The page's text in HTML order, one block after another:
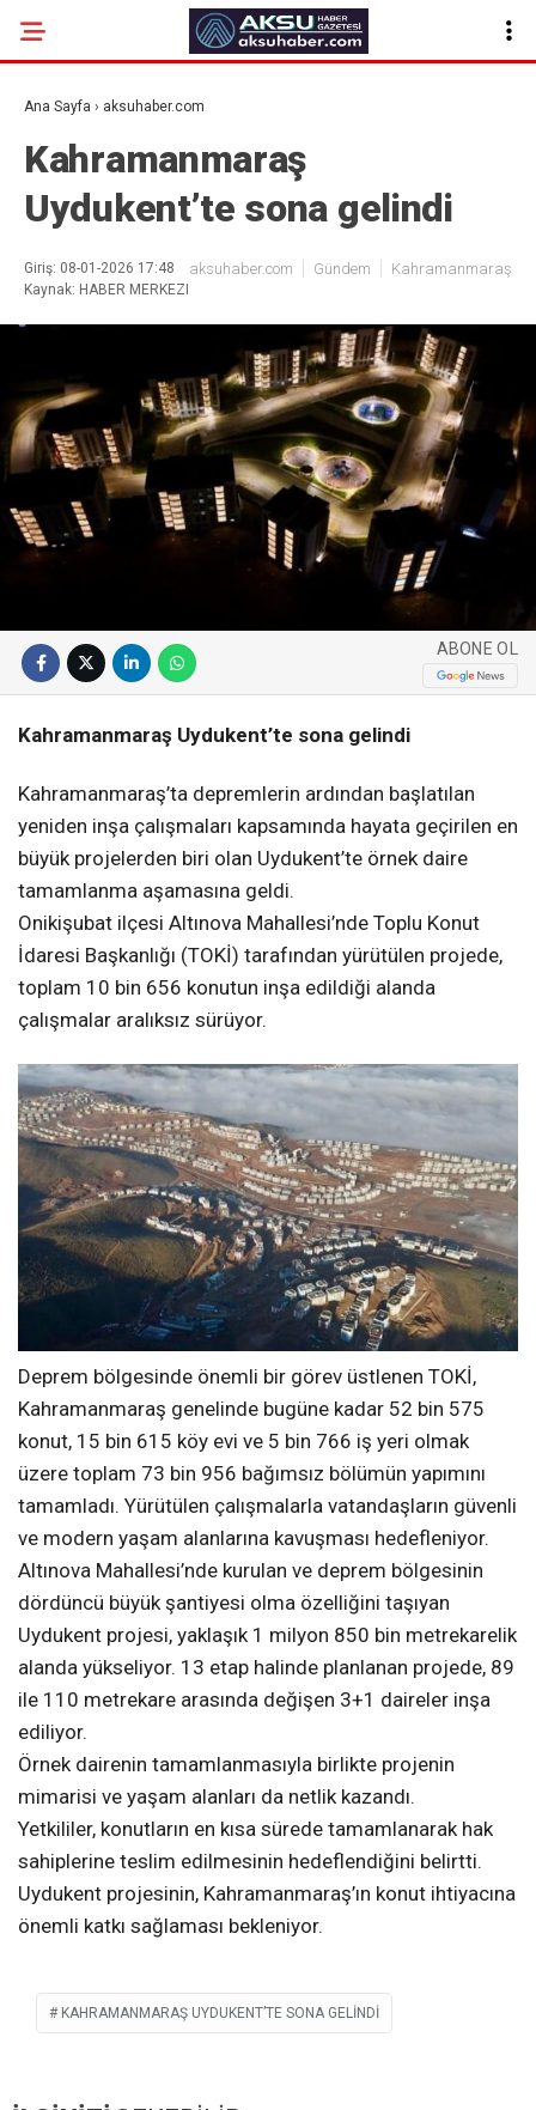
Ana Sayfa › aksuhaber.com
Kahramanmaraş
Uydukent’te sona gelindi
Giriş: 08-01-2026 17:48
Kaynak: HABER MERKEZI
aksuhaber.com Gündem Kahramanmaraş
ABONE OL
Kahramanmaraş Uydukent’te sona gelindi
Kahramanmaraş’ta depremlerin ardından başlatılan
yeniden inşa çalışmaları kapsamında hayata geçirilen en
büyük projelerden biri olan Uydukent’te örnek daire
tamamlanma aşamasına geldi.
Onikişubat ilçesi Altınova Mahallesi’nde Toplu Konut
İdaresi Başkanlığı (TOKİ) tarafından yürütülen projede,
toplam 10 bin 656 konutun inşa edildiği alanda
çalışmalar aralıksız sürüyor.
Deprem bölgesinde önemli bir görev üstlenen TOKİ,
Kahramanmaraş genelinde bugüne kadar 52 bin 575
konut, 15 bin 615 köy evi ve 5 bin 766 iş yeri olmak
üzere toplam 73 bin 956 bağımsız bölümün yapımını
tamamladı. Yürütülen çalışmalarla vatandaşların güvenli
ve modern yaşam alanlarına kavuşması hedefleniyor.
Altınova Mahallesi’nde kurulan ve deprem bölgesinin
dördüncü büyük şantiyesi olma özelliğini taşıyan
Uydukent projesi, yaklaşık 1 milyon 850 bin metrekarelik
alanda yükseliyor. 13 etap halinde planlanan projede, 89
ile 110 metrekare arasında değişen 3+1 daireler inşa
ediliyor.
Örnek dairenin tamamlanmasıyla birlikte projenin
mimarisi ve yaşam alanları da netlik kazandı.
Yetkililer, konutların en kısa sürede tamamlanarak hak
sahiplerine teslim edilmesinin hedeflendiğini belirtti.
Uydukent projesinin, Kahramanmaraş’ın konut ihtiyacına
önemli katkı sağlaması bekleniyor.
KAHRAMANMARAŞ UYDUKENT’TE SONA GELINDI